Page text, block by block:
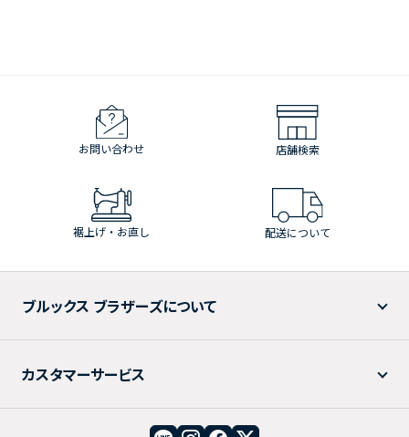
お問い合わせ 店舗検索
裾上げ・お直し 配送について
ブルックス ブラザーズについて
カスタマーサービス